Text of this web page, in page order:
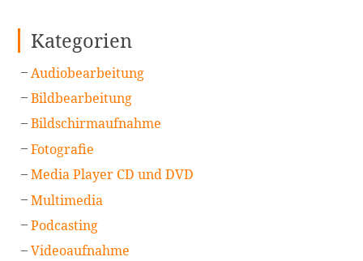
Kategorien
Audiobearbeitung
Bildbearbeitung
Bildschirmaufnahme
Fotografie
Media Player CD und DVD
Multimedia
Podcasting
Videoaufnahme